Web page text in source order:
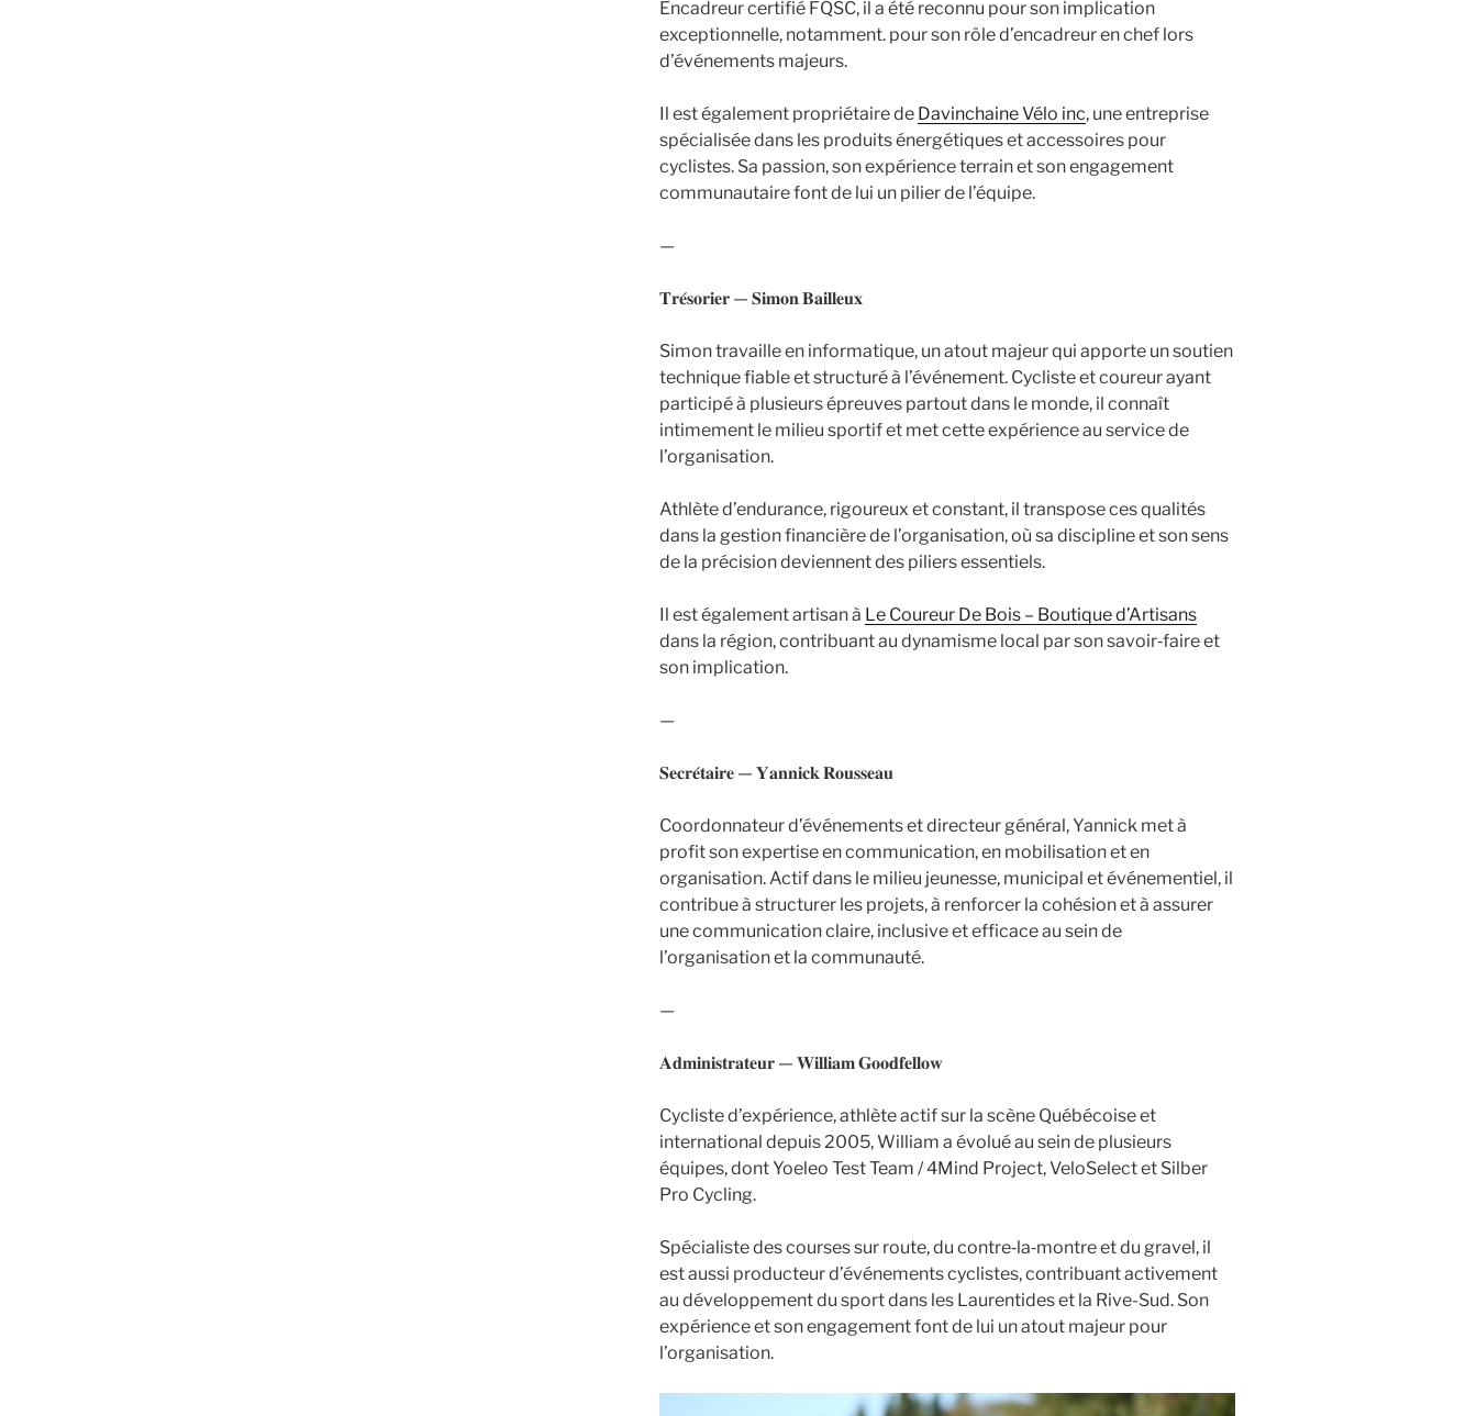
Encadreur certifié FQSC, il a été reconnu pour son implication
exceptionnelle, notamment. pour son rôle d’encadreur en chef lors
d’événements majeurs.
Il est également propriétaire de Davinchaine Vélo inc, une entreprise
spécialisée dans les produits énergétiques et accessoires pour
cyclistes. Sa passion, son expérience terrain et son engagement
communautaire font de lui un pilier de l’équipe.
—
𝐓𝐫𝐞́𝐬𝐨𝐫𝐢𝐞𝐫 — 𝐒𝐢𝐦𝐨𝐧 𝐁𝐚𝐢𝐥𝐥𝐞𝐮𝐱
Simon travaille en informatique, un atout majeur qui apporte un soutien
technique fiable et structuré à l’événement. Cycliste et coureur ayant
participé à plusieurs épreuves partout dans le monde, il connaît
intimement le milieu sportif et met cette expérience au service de
l’organisation.
Athlète d’endurance, rigoureux et constant, il transpose ces qualités
dans la gestion financière de l’organisation, où sa discipline et son sens
de la précision deviennent des piliers essentiels.
Il est également artisan à Le Coureur De Bois – Boutique d’Artisans
dans la région, contribuant au dynamisme local par son savoir‑faire et
son implication.
—
𝐒𝐞𝐜𝐫𝐞́𝐭𝐚𝐢𝐫𝐞 — 𝐘𝐚𝐧𝐧𝐢𝐜𝐤 𝐑𝐨𝐮𝐬𝐬𝐞𝐚𝐮
Coordonnateur d’événements et directeur général, Yannick met à
profit son expertise en communication, en mobilisation et en
organisation. Actif dans le milieu jeunesse, municipal et événementiel, il
contribue à structurer les projets, à renforcer la cohésion et à assurer
une communication claire, inclusive et efficace au sein de
l’organisation et la communauté.
—
𝐀𝐝𝐦𝐢𝐧𝐢𝐬𝐭𝐫𝐚𝐭𝐞𝐮𝐫 — 𝐖𝐢𝐥𝐥𝐢𝐚𝐦 𝐆𝐨𝐨𝐝𝐟𝐞𝐥𝐥𝐨𝐰
Cycliste d’expérience, athlète actif sur la scène Québécoise et
international depuis 2005, William a évolué au sein de plusieurs
équipes, dont Yoeleo Test Team / 4Mind Project, VeloSelect et Silber
Pro Cycling.
Spécialiste des courses sur route, du contre‑la‑montre et du gravel, il
est aussi producteur d’événements cyclistes, contribuant activement
au développement du sport dans les Laurentides et la Rive-Sud. Son
expérience et son engagement font de lui un atout majeur pour
l’organisation.